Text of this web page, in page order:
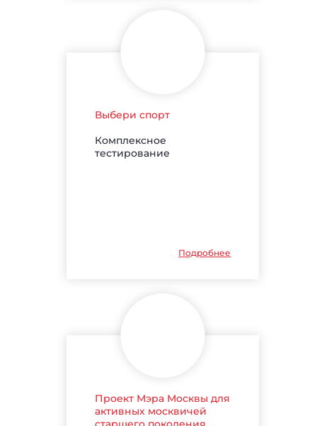
Выбери спорт
Комплексное
тестирование
Подробнее
Проект Мэра Москвы для
активных москвичей